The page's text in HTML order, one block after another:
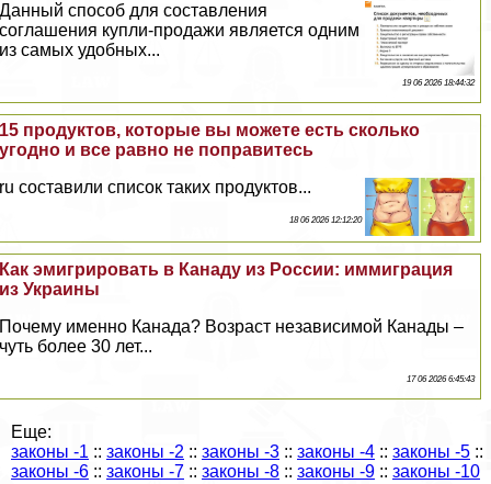
Данный способ для составления
соглашения купли-продажи является одним
из самых удобных...
19 06 2026 18:44:32
15 продуктов, которые вы можете есть сколько
угодно и все равно не поправитесь
ru составили список таких продуктов...
18 06 2026 12:12:20
Как эмигрировать в Канаду из России: иммиграция
из Украины
Почему именно Канада? Возраст независимой Канады –
чуть более 30 лет...
17 06 2026 6:45:43
Еще:
законы -1 :: законы -2 :: законы -3 :: законы -4 :: законы -5 ::
законы -6 :: законы -7 :: законы -8 :: законы -9 :: законы -10